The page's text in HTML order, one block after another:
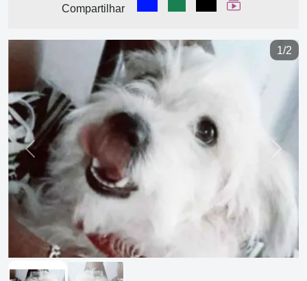
Compartilhar Ver Web Story
1/2
Previous Next